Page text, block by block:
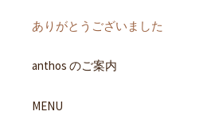
ありがとうございました
anthos のご案内
MENU